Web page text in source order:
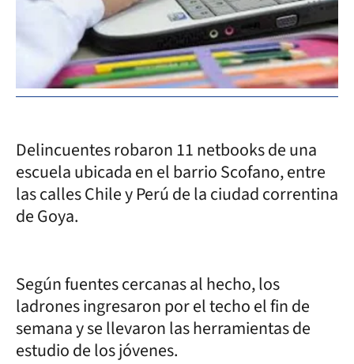
Delincuentes robaron 11 netbooks de una
escuela ubicada en el barrio Scofano, entre
las calles Chile y Perú de la ciudad correntina
de Goya.
Según fuentes cercanas al hecho, los
ladrones ingresaron por el techo el fin de
semana y se llevaron las herramientas de
estudio de los jóvenes.